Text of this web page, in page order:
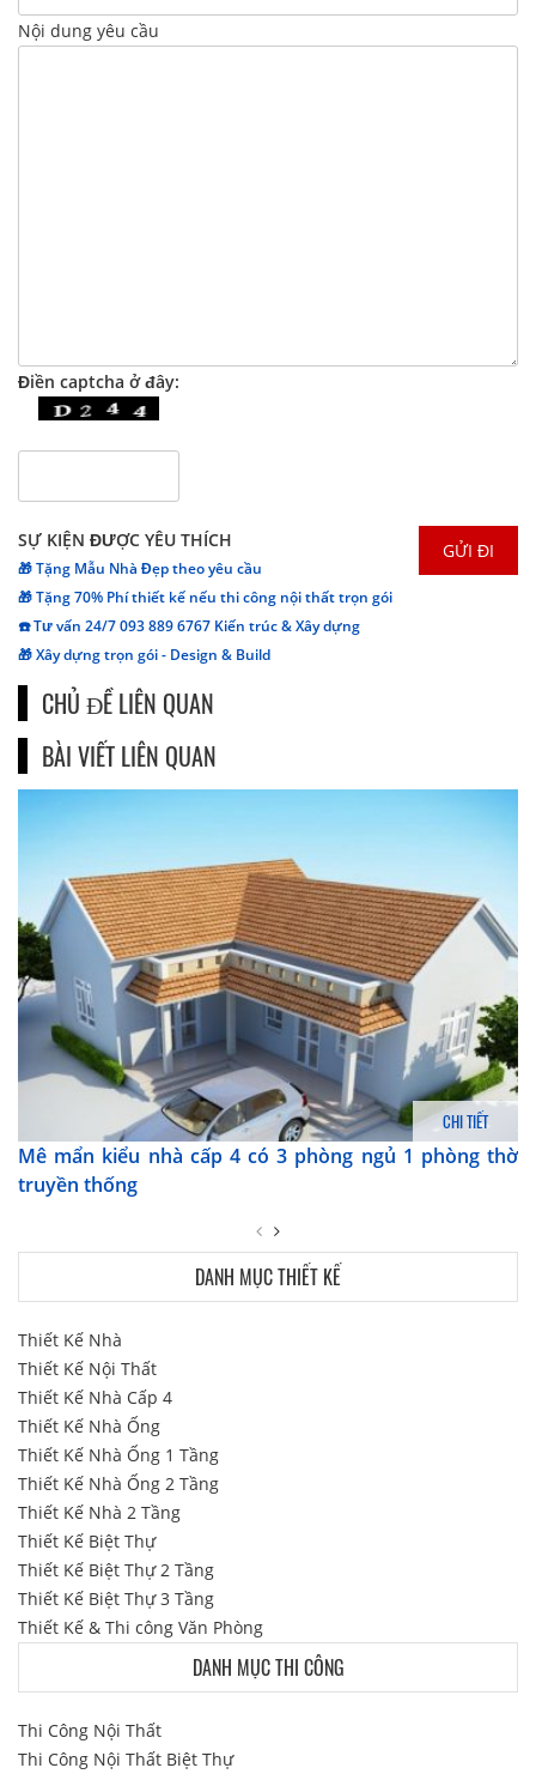
Nội dung yêu cầu
Điền captcha ở đây:
SỰ KIỆN ĐƯỢC YÊU THÍCH
🎁 Tặng Mẫu Nhà Đẹp theo yêu cầu
🎁 Tặng 70% Phí thiết kế nếu thi công nội thất trọn gói
☎️ Tư vấn 24/7 093 889 6767 Kiến trúc & Xây dựng
🎁 Xây dựng trọn gói - Design & Build
CHỦ ĐỀ LIÊN QUAN
BÀI VIẾT LIÊN QUAN
CHI TIẾT
Mê mẩn kiểu nhà cấp 4 có 3 phòng ngủ 1 phòng thờ
truyền thống
DANH MỤC THIẾT KẾ
Thiết Kế Nhà
Thiết Kế Nội Thất
Thiết Kế Nhà Cấp 4
Thiết Kế Nhà Ống
Thiết Kế Nhà Ống 1 Tầng
Thiết Kế Nhà Ống 2 Tầng
Thiết Kế Nhà 2 Tầng
Thiết Kế Biệt Thự
Thiết Kế Biệt Thự 2 Tầng
Thiết Kế Biệt Thự 3 Tầng
Thiết Kế & Thi công Văn Phòng
DANH MỤC THI CÔNG
Thi Công Nội Thất
Thi Công Nội Thất Biệt Thự